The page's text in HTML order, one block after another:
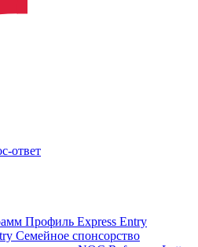
ответ
Профиль Express Entry
Семейное спонсорство